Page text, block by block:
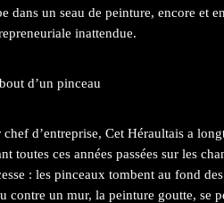
dans un seau de peinture, encore et
inattendue.
d’un pinceau
d’entreprise, Cet Héraultais a
toutes ces années passées sur les
: les pinceaux tombent au fond
contre un mur, la peinture goutte, se